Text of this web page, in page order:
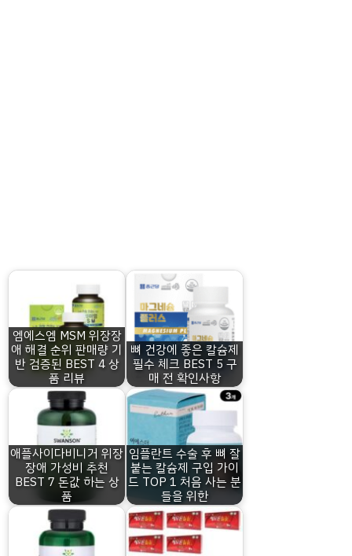
엠에스엠 MSM 위장장
애 해결 순위 판매량 기
반 검증된 BEST 4 상
품 리뷰
뼈 건강에 좋은 칼슘제
필수 체크 BEST 5 구
매 전 확인사항
애플사이다비니거 위장
장애 가성비 추천
BEST 7 돈값 하는 상
품
임플란트 수술 후 뼈 잘
붙는 칼슘제 구입 가이
드 TOP 1 처음 사는 분
들을 위한